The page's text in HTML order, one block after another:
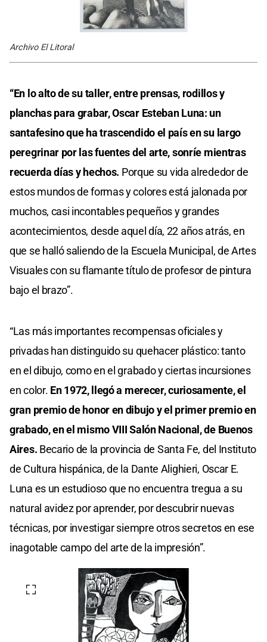
Archivo El Litoral
“En lo alto de su taller, entre prensas, rodillos y
planchas para grabar, Oscar Esteban Luna: un
santafesino que ha trascendido el país en su largo
peregrinar por las fuentes del arte, sonríe mientras
recuerda días y hechos. Porque su vida alrededor de
estos mundos de formas y colores está jalonada por
muchos, casi incontables pequeños y grandes
acontecimientos, desde aquel día, 22 años atrás, en
que se halló saliendo de la Escuela Municipal, de Artes
Visuales con su flamante título de profesor de pintura
bajo el brazo”.
“Las más importantes recompensas oficiales y
privadas han distinguido su quehacer plástico: tanto
en el dibujo, como en el grabado y ciertas incursiones
en color. En 1972, llegó a merecer, curiosamente, el
gran premio de honor en dibujo y el primer premio en
grabado, en el mismo VIII Salón Nacional, de Buenos
Aires. Becario de la provincia de Santa Fe, del Instituto
de Cultura hispánica, de la Dante Alighieri, Oscar E.
Luna es un estudioso que no encuentra tregua a su
natural avidez por aprender, por descubrir nuevas
técnicas, por investigar siempre otros secretos en ese
inagotable campo del arte de la impresión”.